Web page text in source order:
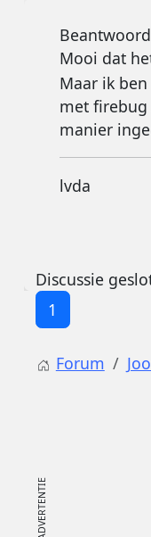
Mooi dat
Maar ik
met firebug
manier
lvda
Discussie
1
Forum